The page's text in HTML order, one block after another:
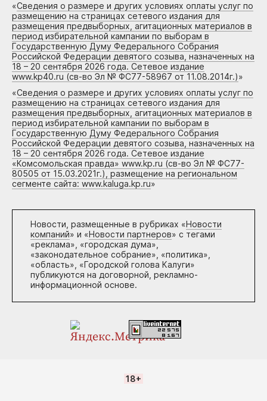
«Сведения о размере и других условиях оплаты услуг по
размещению на страницах сетевого издания для
размещения предвыборных, агитационных материалов в
период избирательной кампании по выборам в
Государственную Думу Федерального Собрания
Российской Федерации девятого созыва, назначенных на
18 – 20 сентября 2026 года. Сетевое издание
www.kp40.ru (св-во Эл № ФС77-58967 от 11.08.2014г.)»
«Сведения о размере и других условиях оплаты услуг по
размещению на страницах сетевого издания для
размещения предвыборных, агитационных материалов в
период избирательной кампании по выборам в
Государственную Думу Федерального Собрания
Российской Федерации девятого созыва, назначенных на
18 – 20 сентября 2026 года. Сетевое издание
«Комсомольская правда» www.kp.ru (св-во Эл № ФС77-
80505 от 15.03.2021г.), размещение на региональном
сегменте сайта: www.kaluga.kp.ru»
Новости, размещенные в рубриках «Новости
компаний» и «Новости партнеров» с тегами
«реклама», «городская дума»,
«законодательное собрание», «политика»,
«область», «Городской голова Калуги»
публикуются на договорной, рекламно-
информационной основе.
18+